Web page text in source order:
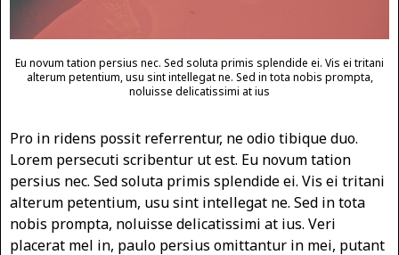
Eu novum tation persius nec. Sed soluta primis splendide ei. Vis ei tritani
alterum petentium, usu sint intellegat ne. Sed in tota nobis prompta,
noluisse delicatissimi at ius
Pro in ridens possit referrentur, ne odio tibique duo.
Lorem persecuti scribentur ut est. Eu novum tation
persius nec. Sed soluta primis splendide ei. Vis ei tritani
alterum petentium, usu sint intellegat ne. Sed in tota
nobis prompta, noluisse delicatissimi at ius. Veri
placerat mel in, paulo persius omittantur in mei, putant